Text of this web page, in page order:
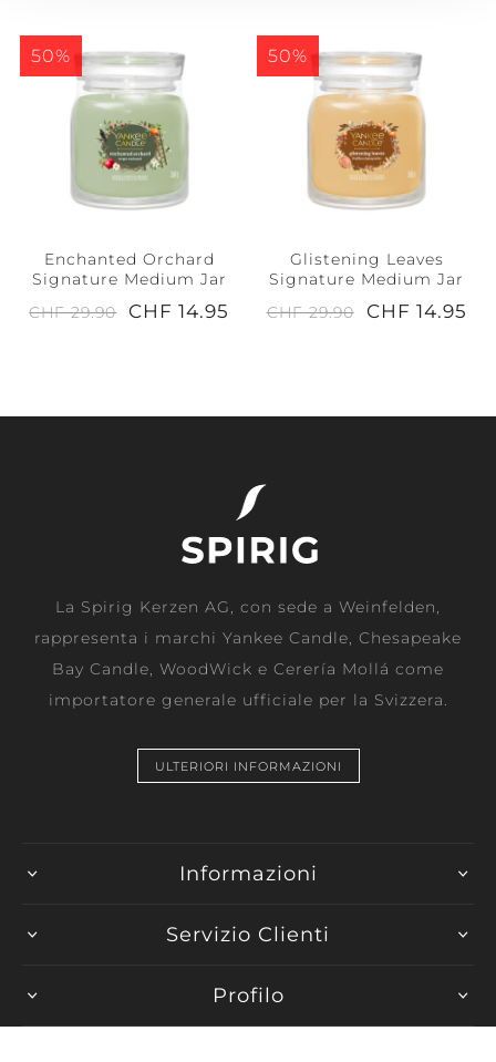
50%
Enchanted Orchard
Signature Medium Jar
CHF 29.90
CHF 14.95
50%
Glistening Leaves
Signature Medium Jar
CHF 29.90
CHF 14.95
La Spirig Kerzen AG, con sede a Weinfelden,
rappresenta i marchi Yankee Candle, Chesapeake
Bay Candle, WoodWick e Cerería Mollá come
importatore generale ufficiale per la Svizzera.
ULTERIORI INFORMAZIONI
Informazioni
Servizio Clienti
Profilo